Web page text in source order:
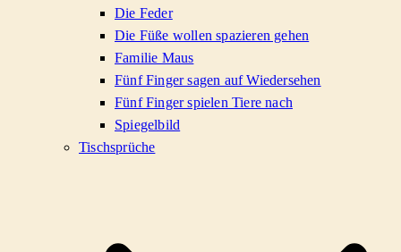
Die Feder
Die Füße wollen spazieren gehen
Familie Maus
Fünf Finger sagen auf Wiedersehen
Fünf Finger spielen Tiere nach
Spiegelbild
Tischsprüche